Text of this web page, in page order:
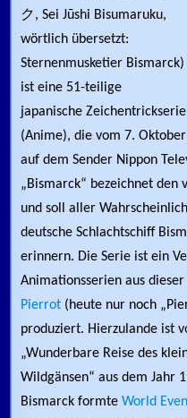
ク, Sei Jūshi Bisumaruku,
wörtlich übersetzt:
Sternenmusketier Bismarck)
ist eine 51-teilige
japanische Zeichentrickserie
(Anime), die vom 7.
auf dem Sender Nippon
„Bismarck“ bezeichnet
und soll aller
deutsche Schlachtschiff
erinnern. Die Serie ist ein
Animationsserien aus
Pierrot (heute nur noch
produziert. Hierzulande ist
„Wunderbare Reise des
Wildgänsen“ aus dem Jahr
Bismarck formteWorld